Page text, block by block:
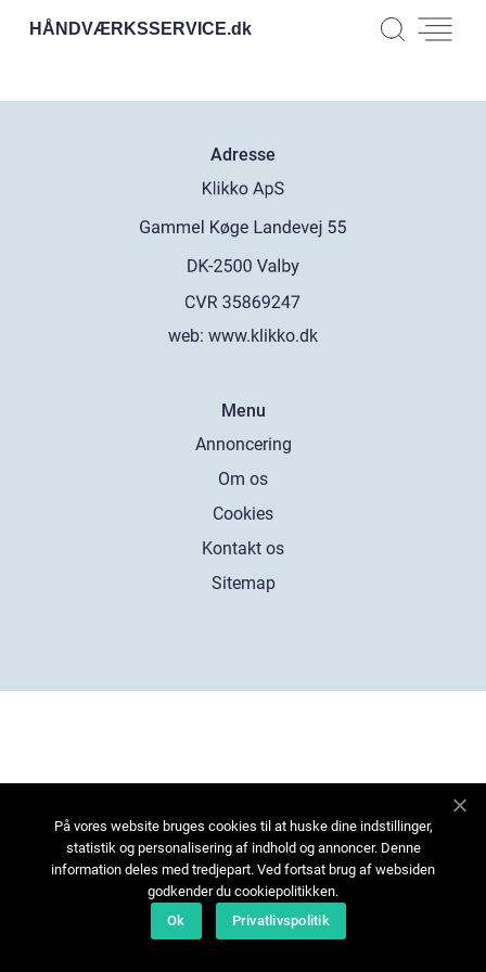
HÅNDVÆRKSSERVICE.dk
Adresse
web: www.klikko.dk
Menu
Annoncering
Om os
Cookies
Kontakt os
Sitemap
På vores website bruges cookies til at huske dine indstillinger,
statistik og personalisering af indhold og annoncer. Denne
information deles med tredjepart. Ved fortsat brug af websiden
godkender du cookiepolitikken.
Ok
Privatlivspolitik